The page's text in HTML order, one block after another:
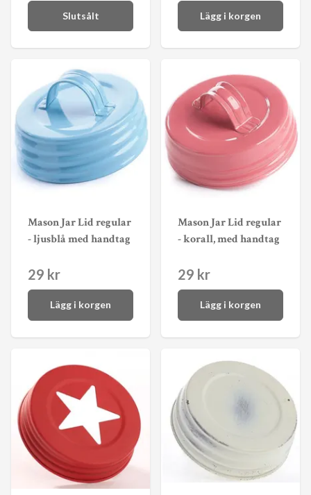
Slutsålt Lägg i korgen
Mason Jar Lid regular
- ljusblå med handtag
29 kr
Lägg i korgen
Mason Jar Lid regular
- korall, med handtag
29 kr
Lägg i korgen